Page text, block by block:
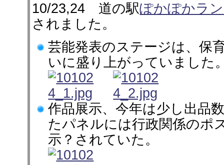
10/23,24 道の駅ぽかぽかラ
されました。
芸能発表のステージは、保
いに盛り上がっていました
作品展示、今年は少し出品
たパネルには行政関係のポ
示？されていた。